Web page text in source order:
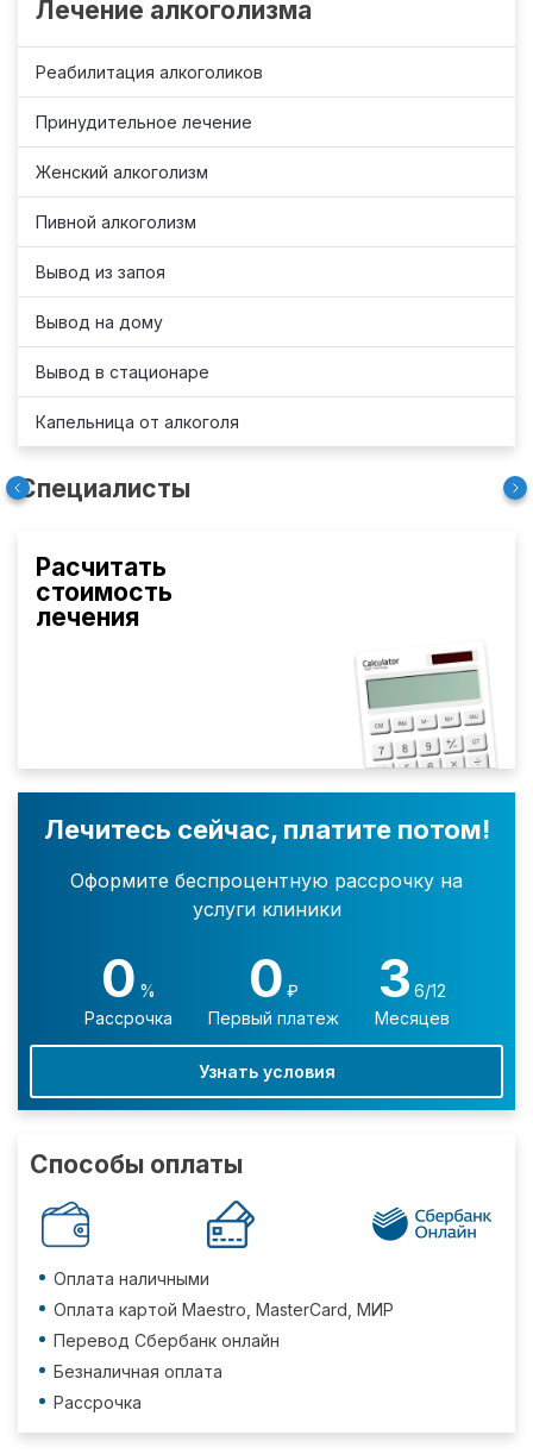
Лечение алкоголизма
Реабилитация алкоголиков
Принудительное лечение
Женский алкоголизм
Пивной алкоголизм
Вывод из запоя
Вывод на дому
Вывод в стационаре
Капельница от алкоголя
Специалисты
Расчитать
стоимость
лечения
Лечитесь сейчас, платите потом!
Оформите беспроцентную рассрочку на
услуги клиники
0 %
Рассрочка
0 ₽
Первый платеж
3 6/12
Месяцев
Узнать условия
Способы оплаты
Оплата наличными
Оплата картой Maestro, MasterCard, МИР
Перевод Сбербанк онлайн
Безналичная оплата
Рассрочка